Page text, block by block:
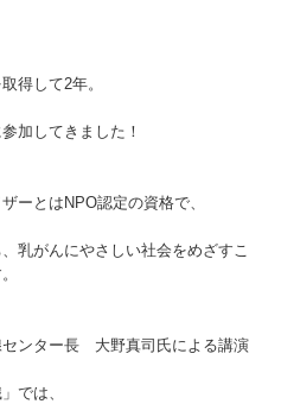
得して2年。
加してきました！
ーとはNPO認定の資格で、
乳がんにやさしい社会をめざすこ
ンター長 大野真司氏による講演
では、